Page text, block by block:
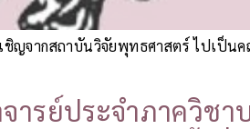
ชิญจากสถาบันวิจัยพุทธศาสตร์ ไปเป็
ารย์ประจำภาควิช